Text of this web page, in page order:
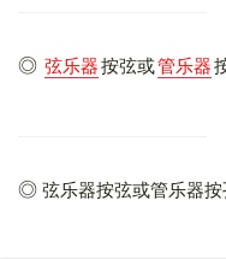
弦乐器按弦或管乐器
弦乐器按弦或管乐器